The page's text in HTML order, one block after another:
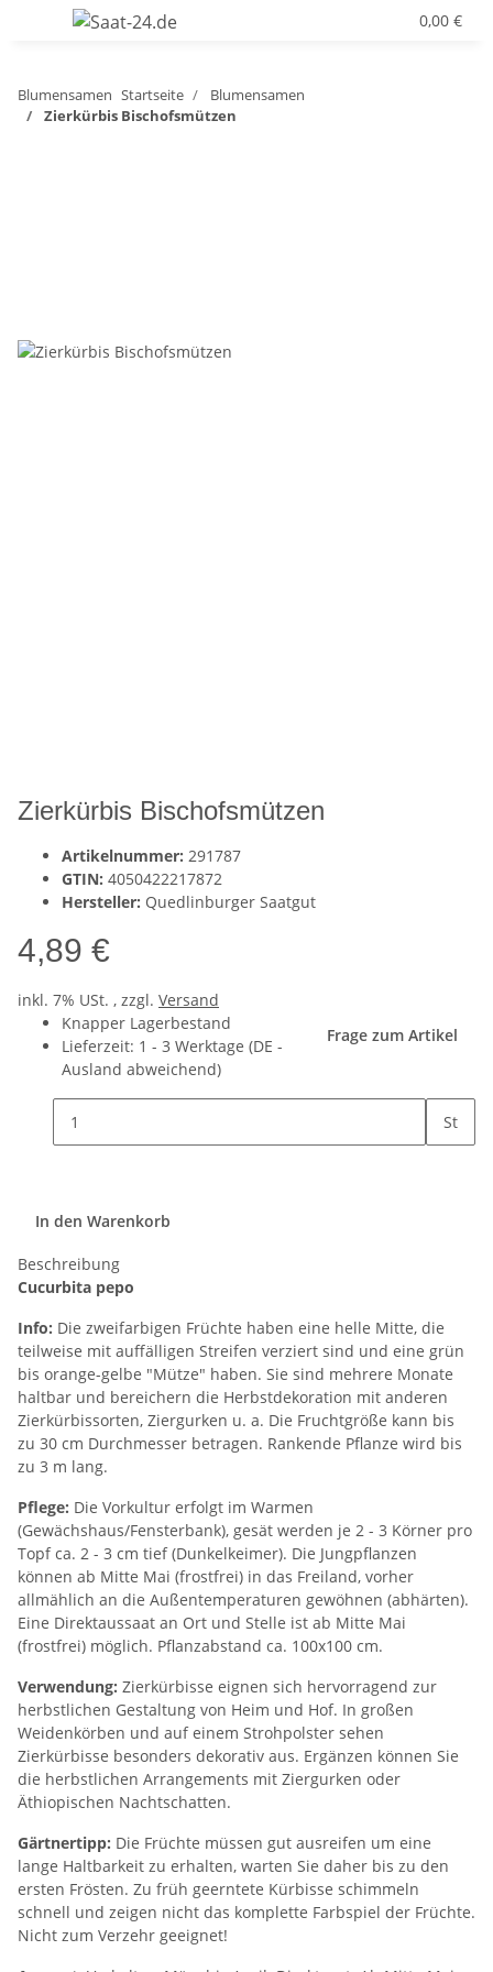
0,00 €
Blumensamen Startseite
Blumensamen
Zierkürbis Bischofsmützen
Zierkürbis Bischofsmützen
Artikelnummer: 291787
GTIN: 4050422217872
Hersteller: Quedlinburger Saatgut
4,89 €
inkl. 7% USt. , zzgl. Versand
Knapper Lagerbestand
Lieferzeit: 1 - 3 Werktage (DE -
Ausland abweichend)
Frage zum Artikel
St
In den Warenkorb
Beschreibung
Cucurbita pepo
Info: Die zweifarbigen Früchte haben eine helle Mitte, die
teilweise mit auffälligen Streifen verziert sind und eine grün
bis orange-gelbe "Mütze" haben. Sie sind mehrere Monate
haltbar und bereichern die Herbstdekoration mit anderen
Zierkürbissorten, Ziergurken u. a. Die Fruchtgröße kann bis
zu 30 cm Durchmesser betragen. Rankende Pflanze wird bis
zu 3 m lang.
Pflege: Die Vorkultur erfolgt im Warmen
(Gewächshaus/Fensterbank), gesät werden je 2 - 3 Körner pro
Topf ca. 2 - 3 cm tief (Dunkelkeimer). Die Jungpflanzen
können ab Mitte Mai (frostfrei) in das Freiland, vorher
allmählich an die Außentemperaturen gewöhnen (abhärten).
Eine Direktaussaat an Ort und Stelle ist ab Mitte Mai
(frostfrei) möglich. Pflanzabstand ca. 100x100 cm.
Verwendung: Zierkürbisse eignen sich hervorragend zur
herbstlichen Gestaltung von Heim und Hof. In großen
Weidenkörben und auf einem Strohpolster sehen
Zierkürbisse besonders dekorativ aus. Ergänzen können Sie
die herbstlichen Arrangements mit Ziergurken oder
Äthiopischen Nachtschatten.
Gärtnertipp: Die Früchte müssen gut ausreifen um eine
lange Haltbarkeit zu erhalten, warten Sie daher bis zu den
ersten Frösten. Zu früh geerntete Kürbisse schimmeln
schnell und zeigen nicht das komplette Farbspiel der Früchte.
Nicht zum Verzehr geeignet!